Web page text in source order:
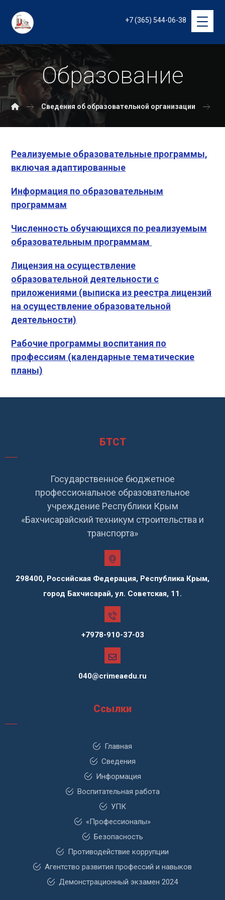
+7 (365) 544-06-38
Образование
Сведения об образовательной организации
Реализуемые образовательные программы,
включая адаптированные
Информация по образовательным
программам
Численность обучающихся по реализуемым
образовательным программам
Лицензия на осуществление
образовательной деятельности с
приложениями (выписка из реестра лицензий
на осуществление образовательной
деятельности)
Рабочие программы воспитания по
профессиям (календарные тематические
планы)
БТСТ
Государственное бюджетное
профессиональное образовательное
учреждение Республики Крым
«Бахчисарайский техникум строительства и
транспорта»
298400, Российская Федерация, Республика Крым,
город Бахчисарай, ул. Советская, 11.
+7978-910-37-03
040@crimeaedu.ru
Ссылки
Главная
Сведения
Информация
Воспитательная работа
УПК
«Профессионалы»
Безопасность
Противодействие коррупции
Агентство развития профессий и навыков
Демонстрационный экзамен 2024